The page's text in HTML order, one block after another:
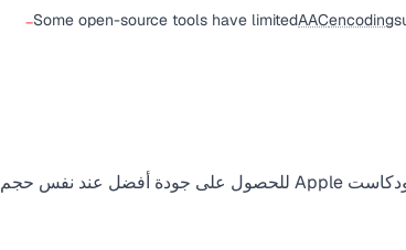
−Some open-source tools have limitedAACencoding